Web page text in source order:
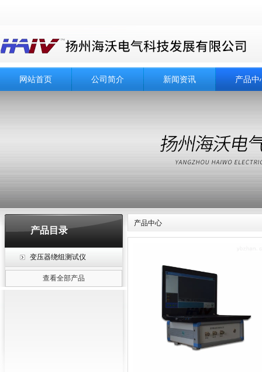
网站首页 公司简介 新闻资讯 产品中
产品目录
变压器绕组测试仪
查看全部产品
产品中心